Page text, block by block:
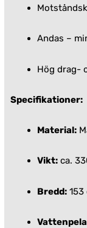
Andas –
Hög drag-
Specifikationer:
Material:
Vikt:ca.
Bredd:153